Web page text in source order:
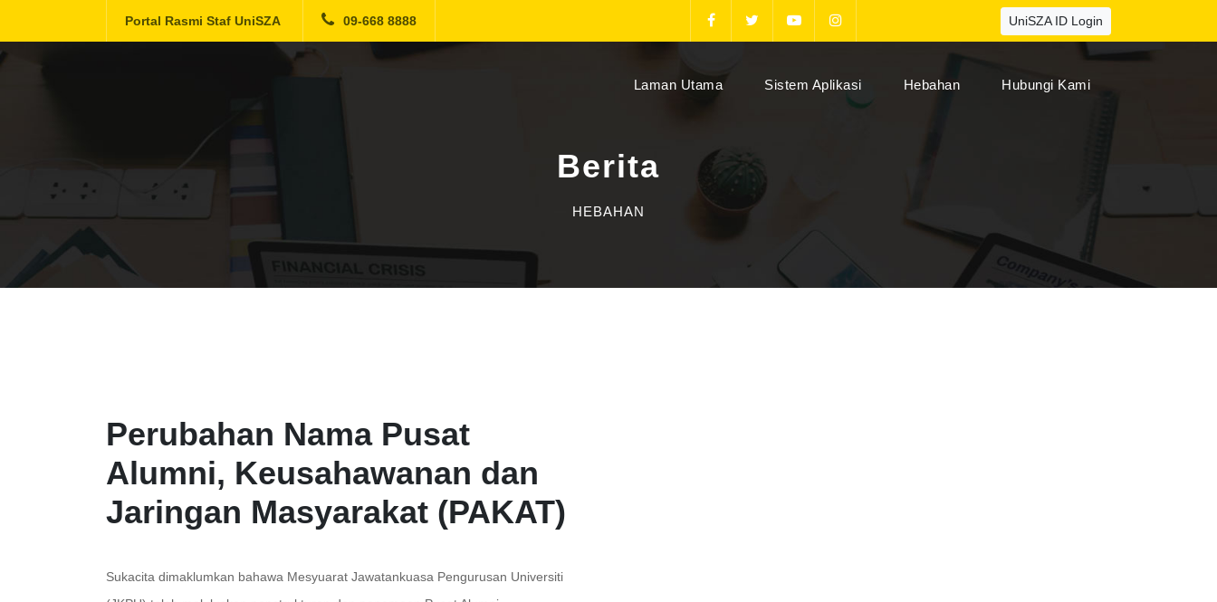
Portal Rasmi Staf UniSZA 09-668 8888 UniSZA ID Login
Laman Utama(current)Sistem Aplikasi Hebahan Hubungi Kami
Berita
HEBAHAN
Perubahan Nama Pusat
Alumni, Keusahawanan dan
Jaringan Masyarakat (PAKAT)
Sukacita dimaklumkan bahawa Mesyuarat Jawatankuasa Pengurusan Universiti